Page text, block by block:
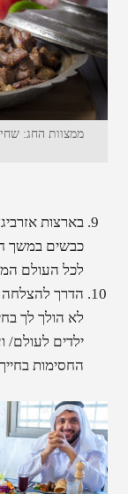
ממצוות החג:
בארצות
כבשים במשך
לכל העולם
הדרך להצלחה
לא הולך לך
ילדים לעולם/
החסימות בחייך.